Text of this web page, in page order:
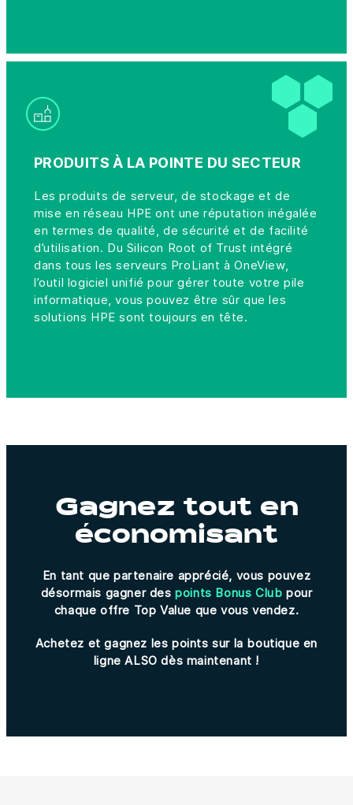
PRODUITS À LA POINTE DU SECTEUR
Les produits de serveur, de stockage et de
mise en réseau HPE ont une réputation inégalée
en termes de qualité, de sécurité et de facilité
d’utilisation. Du Silicon Root of Trust intégré
dans tous les serveurs ProLiant à OneView,
l’outil logiciel unifié pour gérer toute votre pile
informatique, vous pouvez être sûr que les
solutions HPE sont toujours en tête.
Gagnez tout en
économisant
En tant que partenaire apprécié, vous pouvez
désormais gagner despoints Bonus Club pour
chaque offre Top Value que vous vendez.
Achetez et gagnez les points sur la boutique en
ligne ALSO dès maintenant !